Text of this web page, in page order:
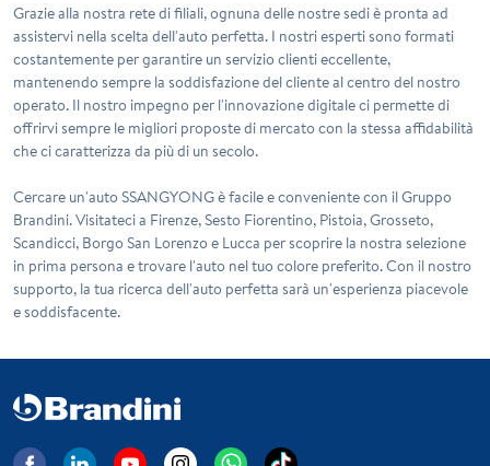
Grazie alla nostra rete di filiali, ognuna delle nostre sedi è pronta ad
assistervi nella scelta dell'auto perfetta. I nostri esperti sono formati
costantemente per garantire un servizio clienti eccellente,
mantenendo sempre la soddisfazione del cliente al centro del nostro
operato. Il nostro impegno per l'innovazione digitale ci permette di
offrirvi sempre le migliori proposte di mercato con la stessa affidabilità
che ci caratterizza da più di un secolo.
Cercare un'auto SSANGYONG è facile e conveniente con il Gruppo
Brandini. Visitateci a Firenze, Sesto Fiorentino, Pistoia, Grosseto,
Scandicci, Borgo San Lorenzo e Lucca per scoprire la nostra selezione
in prima persona e trovare l'auto nel tuo colore preferito. Con il nostro
supporto, la tua ricerca dell'auto perfetta sarà un'esperienza piacevole
e soddisfacente.